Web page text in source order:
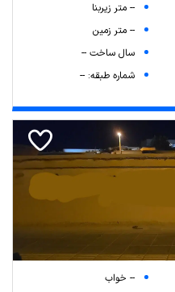
-- متر زیربنا
-- متر زمین
سال ساخت --
شماره طبقه: --
-- خواب